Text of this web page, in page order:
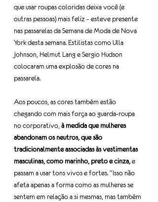
que usar roupas coloridas deixa você (e
outras pessoas) mais feliz – esteve presente
nas passarelas da Semana de Moda de Nova
York desta semana. Estilistas como Ulla
Johnson, Helmut Lang e Sergio Hudson
colocaram uma explosão de cores na
passarela.
Aos poucos, as cores também estão
chegando com mais força ao guarda-roupa
no corporativo, à medida que mulheres
abandonam os neutros, que são
tradicionalmente associadas às vestimentas
masculinas, como marinho, preto e cinza, e
passam a usar tons vivos e fortes. “Isso não
afeta apenas a forma como as mulheres se
sentem em relação a si mesmas, mas também